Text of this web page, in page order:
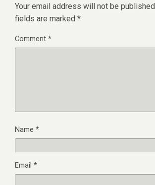
Your email address will not be
fields are marked *
Comment*
Name *
Email *